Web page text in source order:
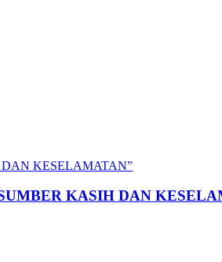
KASIH DAN